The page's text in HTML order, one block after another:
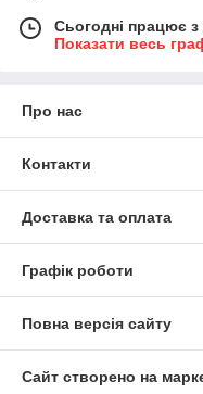
Сьогодні працює
Показати весь
Про нас
Контакти
Доставка та оплата
Графік роботи
Повна версія сайту
Сайт створено на